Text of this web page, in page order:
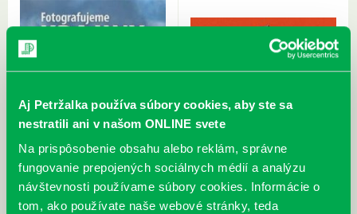
Aj Petržalka používa súbory cookies, aby ste sa
nestratili ani v našom ONLINE svete
Na prispôsobenie obsahu alebo reklám, správne
fungovanie prepojených sociálnych médií a analýzu
návštevnosti používame súbory cookies. Informácie o
tom, ako používate naše webové stránky, teda